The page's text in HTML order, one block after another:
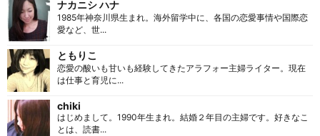
ナカニシ ハナ
1985年神奈川県生まれ。海外留学中に、各国の恋愛事情や国際恋
愛など、世...
ともりこ
恋愛の酸いも甘いも経験してきたアラフォー主婦ライター。現在
は仕事と育児に...
chiki
はじめまして。1990年生まれ。結婚２年目の主婦です。好きなこ
とは、読書...